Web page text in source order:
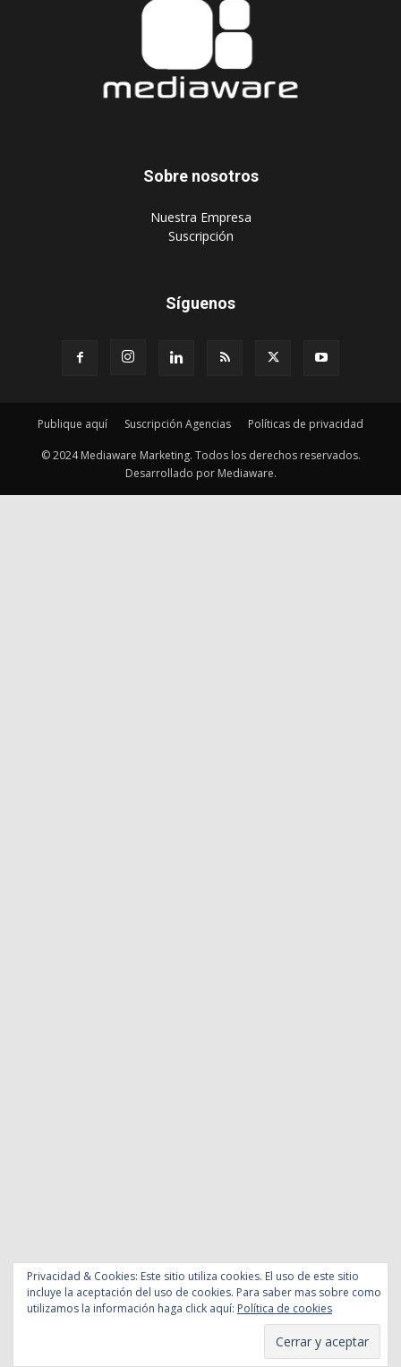
Sobre nosotros
‎Nuestra Empresa
‎Suscripción
Síguenos
Publique aquí Suscripción Agencias Políticas de privacidad
© 2024 Mediaware Marketing. Todos los derechos reservados.
Desarrollado por Mediaware.
Privacidad & Cookies: Este sitio utiliza cookies. El uso de este sitio
incluye la aceptación del uso de cookies. Para saber mas sobre como
utilizamos la información haga click aquí: Política de cookies